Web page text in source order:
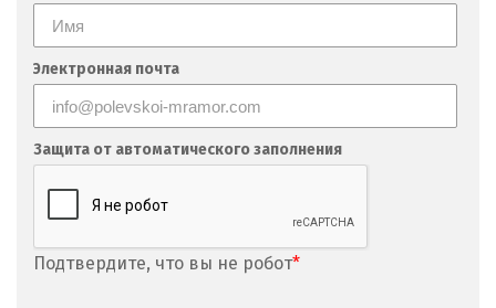
М
Магнитогорск
Махачкала
Мегион
Медведевка
Москва
Электронная почта
Защита от автоматического заполнения
Подтвердите, что вы не робот*